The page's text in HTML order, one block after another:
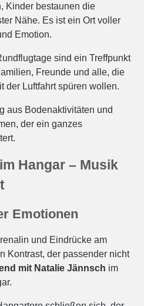
Kinder bestaunen die
Nähe. Es ist ein Ort voller
Emotion.
sind ein Treffpunkt
Freunde und alle, die
der Luftfahrt spüren wollen.
aus Bodenaktivitäten und
der ein ganzes
Hangar – Musik
Emotionen
und Eindrücke am
Kontrast, der passender nicht
mit Natalie Jännsch im